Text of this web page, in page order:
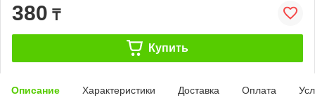
380 ₸
Купить
Описание Характеристики Доставка Оплата